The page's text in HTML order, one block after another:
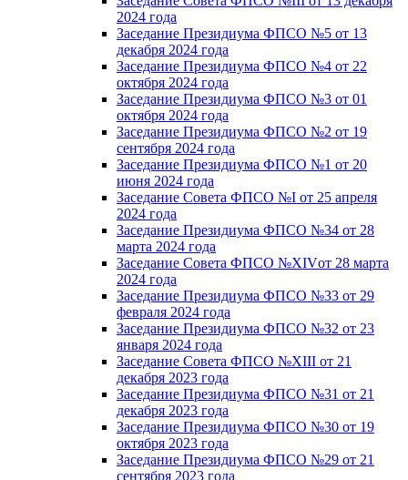
2024 года
Заседание Президиума ФПСО №5 от 13
декабря 2024 года
Заседание Президиума ФПСО №4 от 22
октября 2024 года
Заседание Президиума ФПСО №3 от 01
октября 2024 года
Заседание Президиума ФПСО №2 от 19
сентября 2024 года
Заседание Президиума ФПСО №1 от 20
июня 2024 года
Заседание Совета ФПСО №I от 25 апреля
2024 года
Заседание Президиума ФПСО №34 от 28
марта 2024 года
Заседание Совета ФПСО №XIVот 28 марта
2024 года
Заседание Президиума ФПСО №33 от 29
февраля 2024 года
Заседание Президиума ФПСО №32 от 23
января 2024 года
Заседание Совета ФПСО №XIII от 21
декабря 2023 года
Заседание Президиума ФПСО №31 от 21
декабря 2023 года
Заседание Президиума ФПСО №30 от 19
октября 2023 года
Заседание Президиума ФПСО №29 от 21
сентября 2023 года